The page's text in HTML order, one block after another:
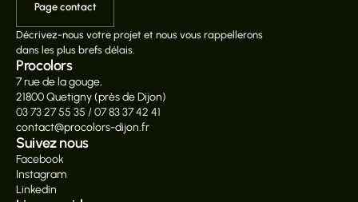
Procolors
7 rue de la gouge,
21800 Quetigny (près de Dijon)
03 73 27 55 35 / 07 83 37 42 41
contact@procolors-dijon.fr
Suivez nous
Facebook
Instagram
Linkedin
Page contact
Décrivez-nous votre projet et nous vous rappellerons
dans les plus brefs délais.